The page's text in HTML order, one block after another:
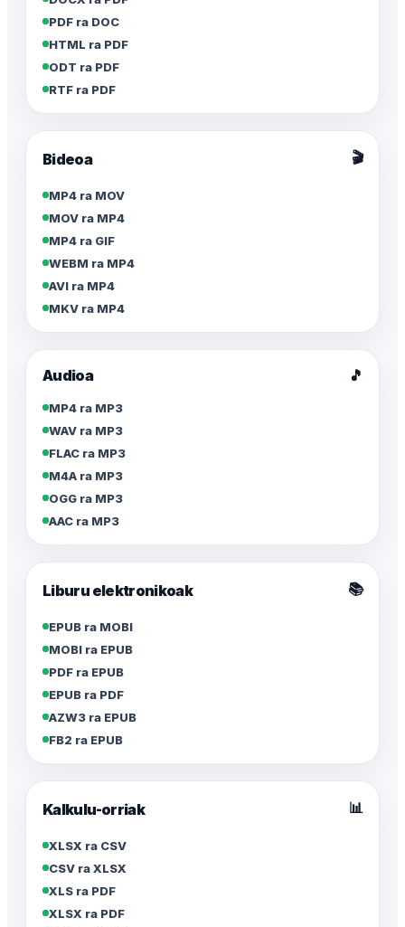
PDF ra DOC
HTML ra PDF
ODT ra PDF
RTF ra PDF
Bideoa 🎬
MP4 ra MOV
MOV ra MP4
MP4 ra GIF
WEBM ra MP4
AVI ra MP4
MKV ra MP4
Audioa 🎵
MP4 ra MP3
WAV ra MP3
FLAC ra MP3
M4A ra MP3
OGG ra MP3
AAC ra MP3
Liburu elektronikoak 📚
EPUB ra MOBI
MOBI ra EPUB
PDF ra EPUB
EPUB ra PDF
AZW3 ra EPUB
FB2 ra EPUB
Kalkulu-orriak 📊
XLSX ra CSV
CSV ra XLSX
XLS ra PDF
XLSX ra PDF